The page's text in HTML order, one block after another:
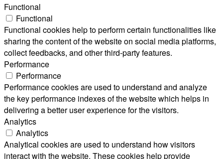
Functional
Functional
Functional cookies help to perform certain functionalities like
sharing the content of the website on social media platforms,
collect feedbacks, and other third-party features.
Performance
Performance
Performance cookies are used to understand and analyze
the key performance indexes of the website which helps in
delivering a better user experience for the visitors.
Analytics
Analytics
Analytical cookies are used to understand how visitors
interact with the website. These cookies help provide